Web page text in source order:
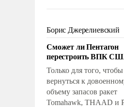
сложна и амбициозна.
и ее реализация
поднимет наши боевые
возможности.
Борис Джерелиевский
Сможет ли Пентагон
перестроить ВПК
Только для того, чтобы
вернуться к
объему запасов ракет
Tomahawk, THAAD и